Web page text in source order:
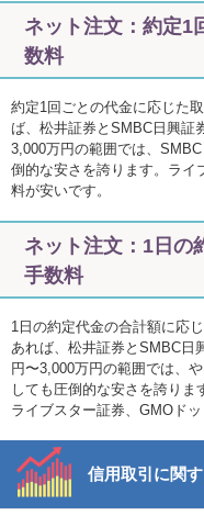
ネット注文：約定1
数料
約定1回ごとの代金に応じた
ば、松井証券とSMBC日興証
3,000万円の範囲では、
倒的な安さを誇ります。ライ
料が安いです。
ネット注文：1日の
手数料
1日の約定代金の合計額に応
あれば、松井証券とSMBC日
円〜3,000万円の範囲では、
しても圧倒的な安さを誇りま
ライブスター証券、GMOド
信用取引に関